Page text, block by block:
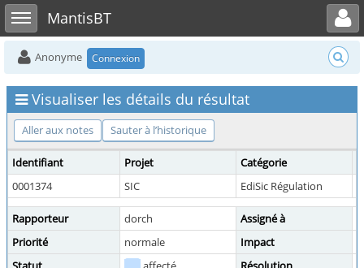
Toggle sidebarMantisBT
Toggle user menu
Anonyme Connexion
Visualiser les détails du résultat
Aller aux notes Sauter à l’historique
Identifiant Projet Catégorie
0001374
SIC EdiSic Régulation
Rapporteur dorch Assigné à
Priorité
normale Impact